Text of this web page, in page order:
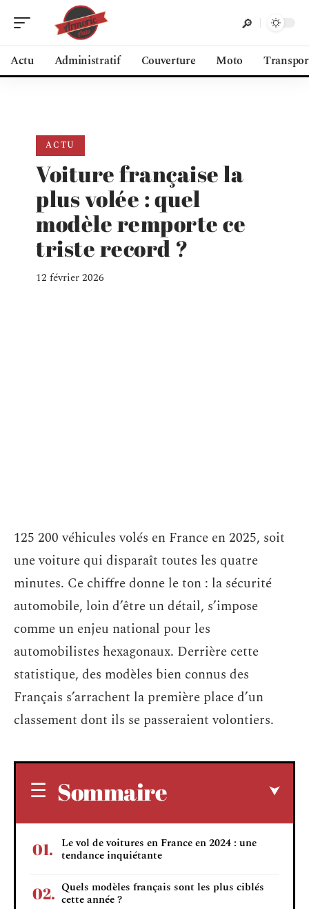
Actu Administratif Couverture Moto
ACTU
Voiture française la
plus volée : quel
modèle remporte ce
triste record ?
12 février 2026
125 200 véhicules volés en France en 2025, soit
une voiture qui disparaît toutes les quatre
minutes. Ce chiffre donne le ton : la sécurité
automobile, loin d’être un détail, s’impose
comme un enjeu national pour les
automobilistes hexagonaux. Derrière cette
statistique, des modèles bien connus des
Français s’arrachent la première place d’un
classement dont ils se passeraient volontiers.
Sommaire
Le vol de voitures en France en 2024 : une
tendance inquiétante
Quels modèles français sont les plus ciblés
cette année ?